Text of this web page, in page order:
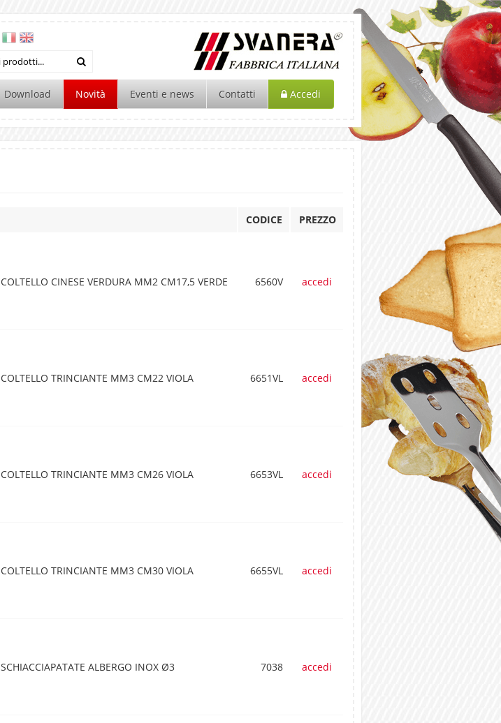
Download Novità Eventi e news Contatti Accedi
CODICE PREZZO
COLTELLO CINESE VERDURA MM2 CM17,5 VERDE 6560V accedi
COLTELLO TRINCIANTE MM3 CM22 VIOLA 6651VL accedi
COLTELLO TRINCIANTE MM3 CM26 VIOLA 6653VL accedi
COLTELLO TRINCIANTE MM3 CM30 VIOLA 6655VL accedi
SCHIACCIAPATATE ALBERGO INOX Ø3 7038 accedi